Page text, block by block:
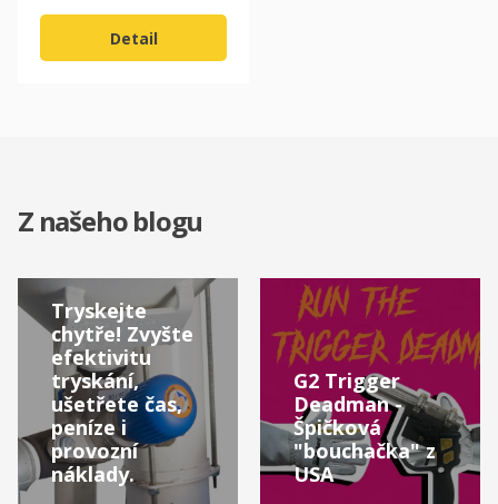
Detail
Z našeho blogu
Tryskejte
chytře! Zvyšte
efektivitu
tryskání,
ušetřete čas,
peníze i
provozní
náklady.
G2 Trigger
Deadman -
Špičková
"bouchačka" z
USA